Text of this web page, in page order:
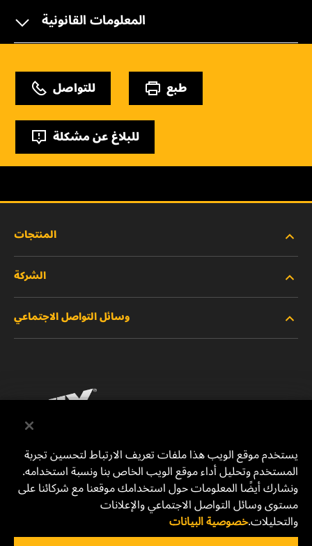
المعلومات القانونية
للتواصل طبع
للبلاغ عن مشكلة
المنتجات
المنتجات الجديدة
المنتجات المتوقفة/المستبدلة
الشركة
الوظائف
إشعار قانوني
الطباعة
للتواصل معنا
وسائل التواصل الاجتماعي
يوتيوب
MANN+HUMMEL Middle East FZE
DAFZA (Dubai Airport Free Zone)
يستخدم موقع الويب هذا ملفات تعريف الارتباط لتحسين تجربة
المستخدم وتحليل أداء موقع الويب الخاص بنا ونسبة استخدامه.
ونشارك أيضًا المعلومات حول استخدامك موقعنا مع شركائنا على
مستوى وسائل التواصل الاجتماعي والإعلانات
والتحليلات.خصوصية البيانات